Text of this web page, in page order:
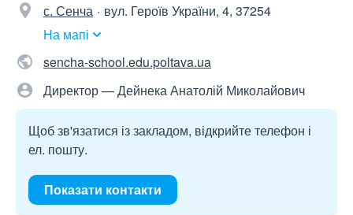
с. Сенча
вул. Героїв України, 4, 37254
На мапі
sencha-school.edu.poltava.ua
Директор — Дейнека Анатолій Миколайович
Щоб зв'язатися із закладом, відкрийте телефон і
ел. пошту.
Показати контакти